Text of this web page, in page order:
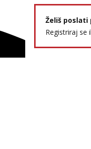
Želiš poslati
Registriraj se